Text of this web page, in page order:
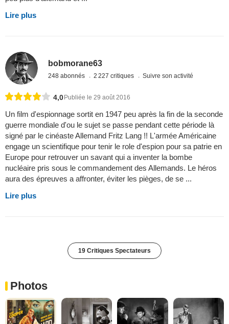
Lire plus
bobmorane63
248 abonnés 2 227 critiques Suivre son activité
4,0 Publiée le 29 août 2016
Un film d'espionnage sortit en 1947 peu après la fin de la seconde
guerre mondiale d'ou le sujet se passe pendant cette période là
signé par le cinéaste Allemand Fritz Lang !! L'armée Américaine
engage un scientifique pour tenir le role d'espion pour sa patrie en
Europe pour retrouver un savant qui a inventer la bombe
nucléaire pris sous le commandement des Allemands. Le héros
aura des épreuves a affronter, éviter les pièges, de se ...
Lire plus
19 Critiques Spectateurs
Photos